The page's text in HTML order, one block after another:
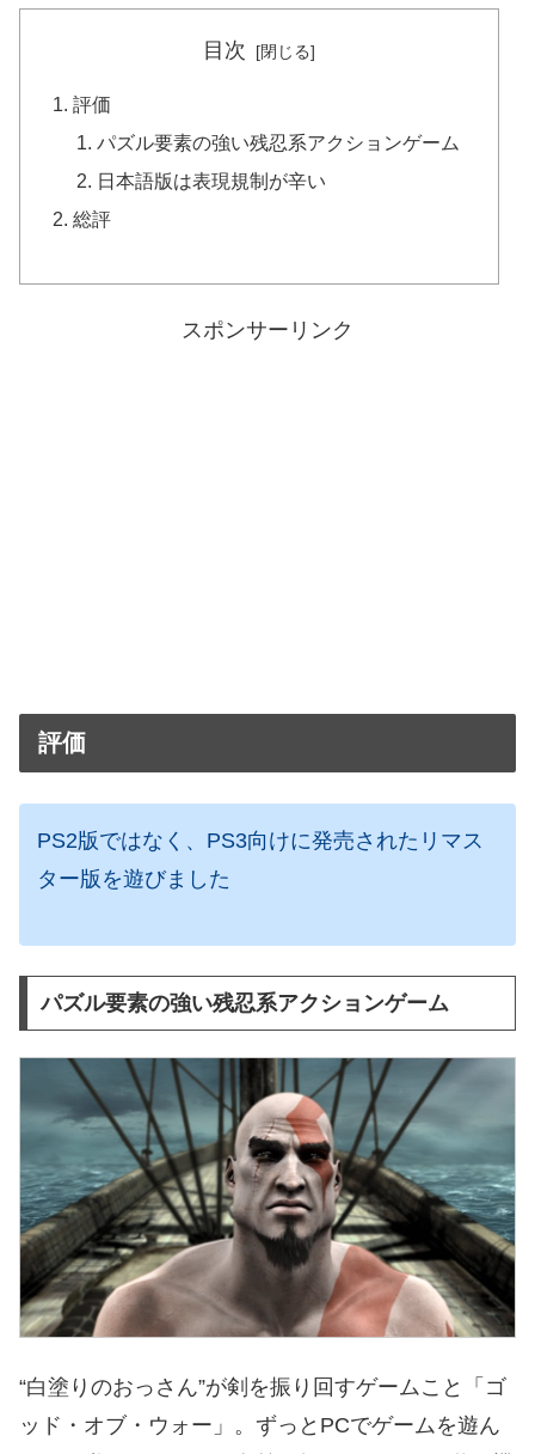
目次
評価
パズル要素の強い残忍系アクションゲーム
日本語版は表現規制が辛い
総評
スポンサーリンク
評価
PS2版ではなく、PS3向けに発売されたリマス
ター版を遊びました
パズル要素の強い残忍系アクションゲーム
“白塗りのおっさん”が剣を振り回すゲームこと「ゴ
ッド・オブ・ウォー」。ずっとPCでゲームを遊ん